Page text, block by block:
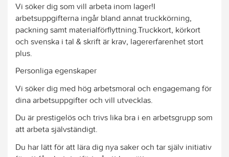
Vi söker dig som vill arbeta inom lager!I
arbetsuppgifterna ingår bland annat truckkörning,
packning samt materialförflyttning.Truckkort, körkort
och svenska i tal & skrift är krav, lagererfarenhet stort
plus.
Personliga egenskaper
Vi söker dig med hög arbetsmoral och engagemang för
dina arbetsuppgifter och vill utvecklas.
Du är prestigelös och trivs lika bra i en arbetsgrupp som
att arbeta självständigt.
Du har lätt för att lära dig nya saker och tar själv initiativ